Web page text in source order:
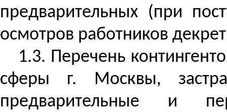
предварительных (при
осмотров работников
1.3. Перечень
сферы г. Москвы,
предварительные и